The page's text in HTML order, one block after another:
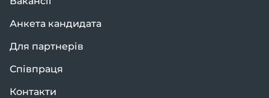
Анкета кандидата
Для партнерів
Співпраця
Контакти